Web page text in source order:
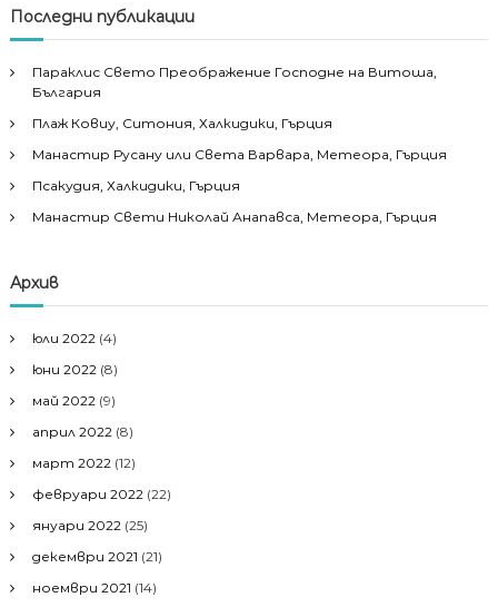
Последни публикации
Параклис Свето Преображение Господне на Витоша,
България
Плаж Ковиу, Ситония, Халкидики, Гърция
Манастир Русану или Света Варвара, Метеора, Гърция
Псакудия, Халкидики, Гърция
Манастир Свети Николай Анапавса, Метеора, Гърция
Архив
юли 2022 (4)
юни 2022 (8)
май 2022 (9)
април 2022 (8)
март 2022 (12)
февруари 2022 (22)
януари 2022 (25)
декември 2021 (21)
ноември 2021 (14)